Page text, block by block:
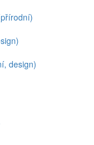
design)